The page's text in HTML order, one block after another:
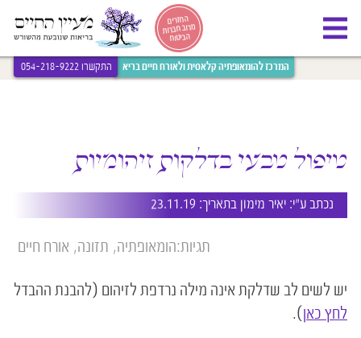
החזרים
מרוב חברות
הביטוח
המרכז להומאופתיה קלאסית ולאורח חיים בריא התקשרו 054-218-9222
טיפול טבעי בדלקות זיהומיות
נכתב ע״י: יאיר מימון בתאריך: 23.11.19
תגיות:הומאופתיה תזונה אורח חיים
יש לשים לב שדלקת אינה מילה נרדפת לזיהום (להבנת ההבדל
לחץ כאן).